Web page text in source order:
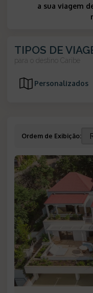
a sua viagem
TIPOS DE
para o destino Caribe
Personalizados
Ordem de Exibição: